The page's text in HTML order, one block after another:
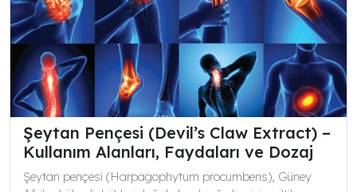
Şeytan Pençesi (Devil’s Claw Extract) –
Kullanım Alanları, Faydaları ve Dozaj
Şeytan pençesi (Harpagophytum procumbens), Güney